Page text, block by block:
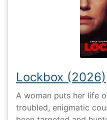
Lockbox (2026)
A woman puts her life
troubled, enigmatic